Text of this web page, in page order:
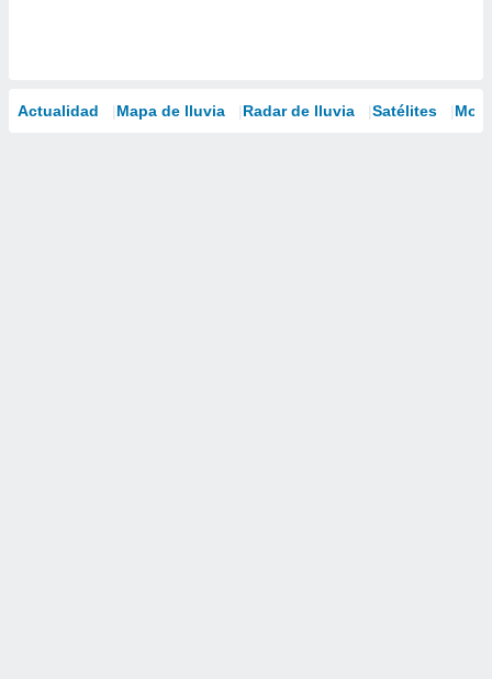
Actualidad Mapa de lluvia Radar de lluvia Satélites